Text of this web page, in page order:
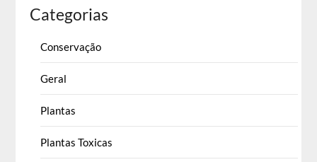
Categorias
Conservação
Geral
Plantas
Plantas Toxicas